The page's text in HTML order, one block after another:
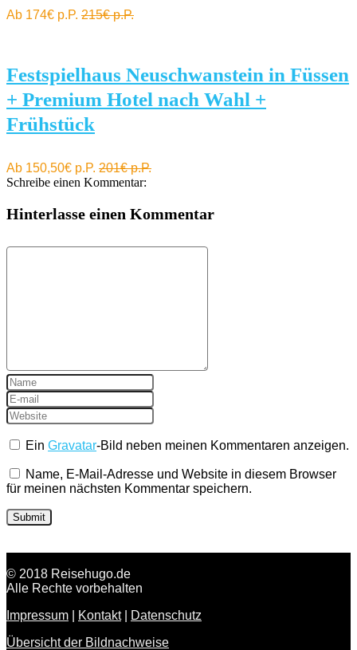
Ab 174€ p.P. 215€ p.P.
Festspielhaus Neuschwanstein in Füssen
+ Premium Hotel nach Wahl +
Frühstück
Ab 150,50€ p.P. 201€ p.P.
Schreibe einen Kommentar:
Hinterlasse einen Kommentar
EinGravatar-Bild neben meinen Kommentaren anzeigen.
Name, E-Mail-Adresse und Website in diesem Browser
für meinen nächsten Kommentar speichern.
© 2018 Reisehugo.de
Alle Rechte vorbehalten
Impressum
Kontakt|
Datenschutz
Übersicht der Bildnachweise